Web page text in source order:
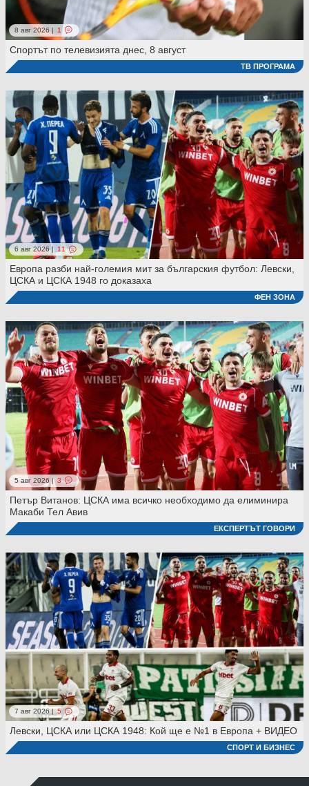
8 авг 2026 | 1
Спортът по телевизията днес, 8 август
ТВ ПРОГРАМА
6 авг 2026 | 11
Европа разби най-големия мит за българския футбол: Левски,
ЦСКА и ЦСКА 1948 го доказаха
ФЕН ЗОНА
5 авг 2026 | 3
Петър Витанов: ЦСКА има всичко необходимо да елиминира
Макаби Тел Авив
ЕКСПЕРТЪТ ГОВОРИ
7 авг 2026 | 5
Левски, ЦСКА или ЦСКА 1948: Кой ще е №1 в Европа + ВИДЕО
СПОРТ И БИЗНЕС